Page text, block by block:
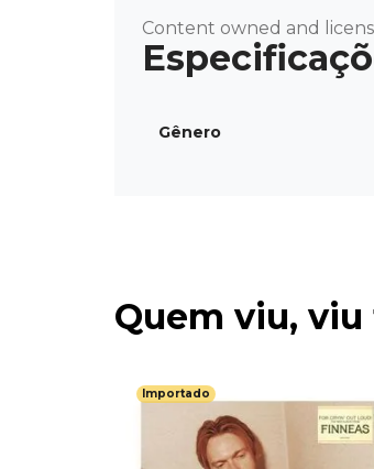
Content owned and
Gênero
Quem viu,
Importado